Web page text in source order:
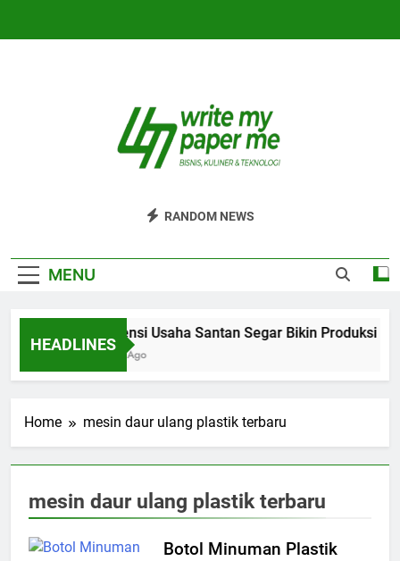
Bisnis, Kuliner, Teknologi
RANDOM NEWS
MENU
HEADLINES
Efisiensi Usaha Santan Segar Bikin Produksi
6 Hari Ago
Home mesin daur ulang plastik terbaru
mesin daur ulang plastik terbaru
Botol Minuman Plastik